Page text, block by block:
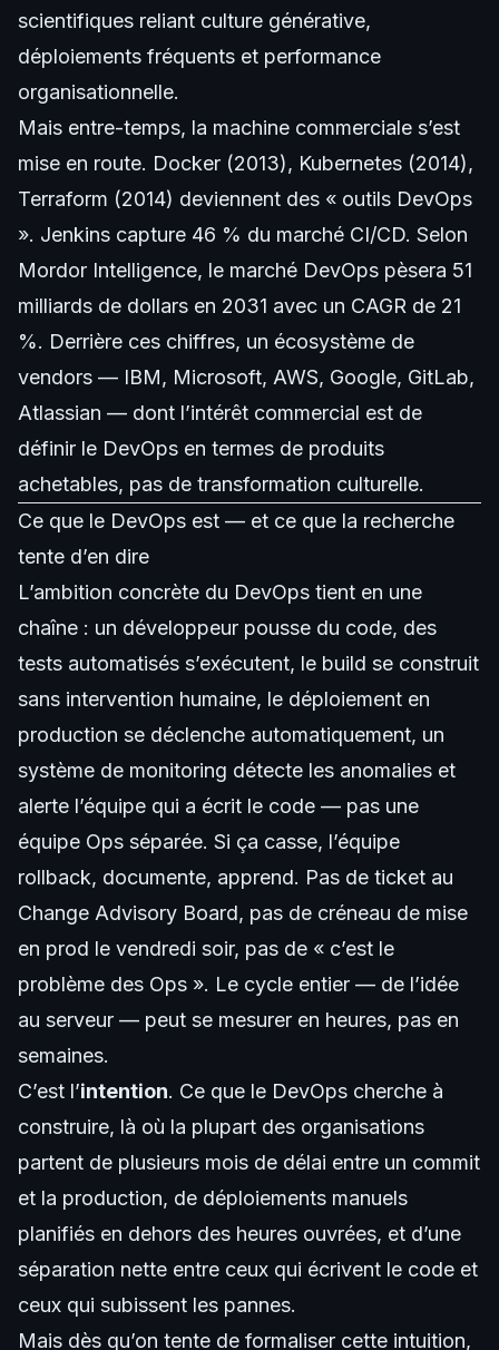
scientifiques reliant culture générative,
déploiements fréquents et performance
organisationnelle.
Mais entre-temps, la machine commerciale s’est
mise en route. Docker (2013), Kubernetes (2014),
Terraform (2014) deviennent des « outils DevOps
». Jenkins capture 46 % du marché CI/CD. Selon
Mordor Intelligence, le marché DevOps pèsera 51
milliards de dollars en 2031 avec un CAGR de 21
%. Derrière ces chiffres, un écosystème de
vendors — IBM, Microsoft, AWS, Google, GitLab,
Atlassian — dont l’intérêt commercial est de
définir le DevOps en termes de produits
achetables, pas de transformation culturelle.
Ce que le DevOps est — et ce que la recherche
tente d’en dire
L’ambition concrète du DevOps tient en une
chaîne : un développeur pousse du code, des
tests automatisés s’exécutent, le build se construit
sans intervention humaine, le déploiement en
production se déclenche automatiquement, un
système de monitoring détecte les anomalies et
alerte l’équipe qui a écrit le code — pas une
équipe Ops séparée. Si ça casse, l’équipe
rollback, documente, apprend. Pas de ticket au
Change Advisory Board, pas de créneau de mise
en prod le vendredi soir, pas de « c’est le
problème des Ops ». Le cycle entier — de l’idée
au serveur — peut se mesurer en heures, pas en
semaines.
C’est l’intention. Ce que le DevOps cherche à
construire, là où la plupart des organisations
partent de plusieurs mois de délai entre un commit
et la production, de déploiements manuels
planifiés en dehors des heures ouvrées, et d’une
séparation nette entre ceux qui écrivent le code et
ceux qui subissent les pannes.
Mais dès qu’on tente de formaliser cette intuition,